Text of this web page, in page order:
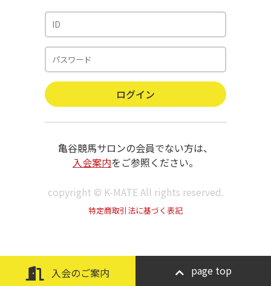
亀谷競馬サロンの会員でない方は、
入会案内をご参照ください。
copyright © K-MATE All rights reserved.
特定商取引法に基づく表記
入会のご案内 page top